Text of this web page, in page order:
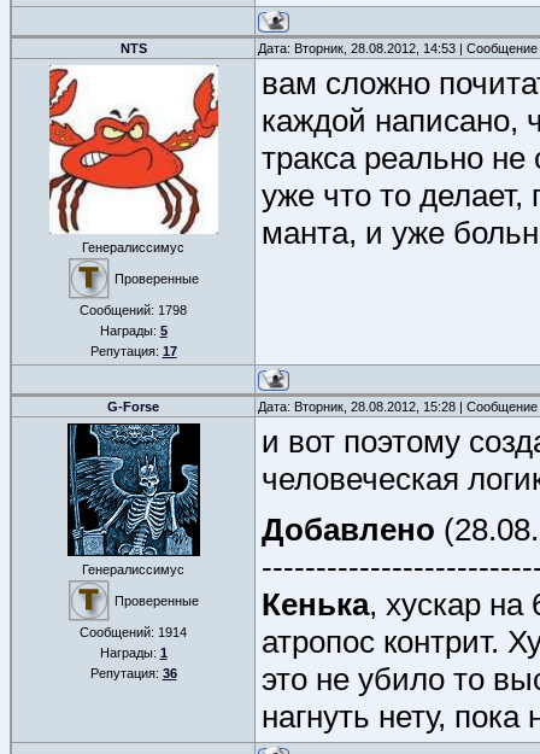
NTS Дата: Вторник, 28.08.2012, 14:53 |
Генералиссимус
Проверенные
Сообщений: 1798
Награды: 5
Репутация: 17
вам сложно
каждой написано,
тракса реально
уже что то делает,
манта, и уже
G-Forse Дата: Вторник, 28.08.2012, 15:28 |
Генералиссимус
Проверенные
Сообщений: 1914
Награды: 1
Репутация: 36
и вот поэтому
человеческая
Добавлено
Кенька, хускар на
атропос контрит.
это не убило то
нагнуть нету,